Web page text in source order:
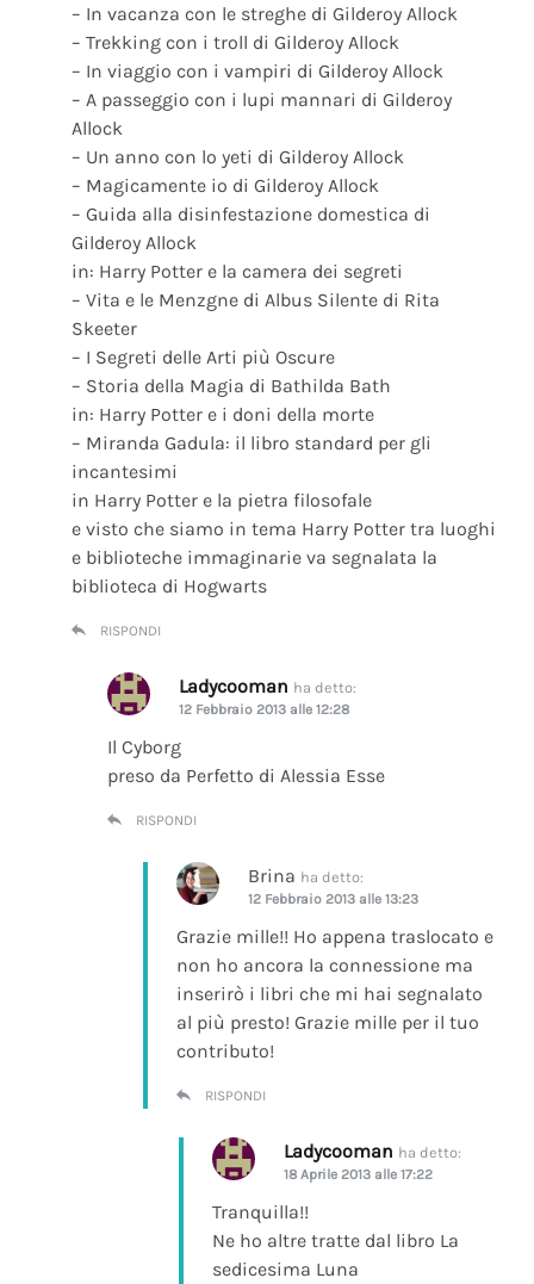
– In vacanza con le streghe di Gilderoy Allock
– Trekking con i troll di Gilderoy Allock
– In viaggio con i vampiri di Gilderoy Allock
– A passeggio con i lupi mannari di Gilderoy
Allock
– Un anno con lo yeti di Gilderoy Allock
– Magicamente io di Gilderoy Allock
– Guida alla disinfestazione domestica di
Gilderoy Allock
in: Harry Potter e la camera dei segreti
– Vita e le Menzgne di Albus Silente di Rita
Skeeter
– I Segreti delle Arti più Oscure
– Storia della Magia di Bathilda Bath
in: Harry Potter e i doni della morte
– Miranda Gadula: il libro standard per gli
incantesimi
in Harry Potter e la pietra filosofale
e visto che siamo in tema Harry Potter tra luoghi
e biblioteche immaginarie va segnalata la
biblioteca di Hogwarts
RISPONDI
Ladycooman ha detto:
12 Febbraio 2013 alle 12:28
Il Cyborg
preso da Perfetto di Alessia Esse
RISPONDI
Brina ha detto:
12 Febbraio 2013 alle 13:23
Grazie mille!! Ho appena traslocato e
non ho ancora la connessione ma
inserirò i libri che mi hai segnalato
al più presto! Grazie mille per il tuo
contributo!
RISPONDI
Ladycooman ha detto:
18 Aprile 2013 alle 17:22
Tranquilla!!
Ne ho altre tratte dal libro La
sedicesima Luna